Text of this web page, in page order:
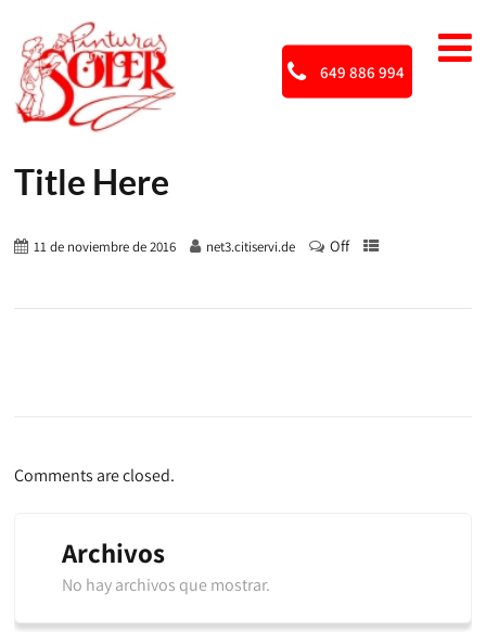
649 886 994
Title Here
11 de noviembre de 2016 net3.citiservi.de Off
Comments are closed.
Archivos
No hay archivos que mostrar.